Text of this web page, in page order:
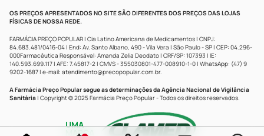
OS PREÇOS APRESENTADOS NO SITE SÃO DIFERENTES DOS PREÇOS DAS LOJAS
FÍSICAS DE NOSSA REDE.
FARMÁCIA PREÇO POPULAR | Cia Latino Americana de Medicamentos | CNPJ:
84.683.481/0416-04 | End: Av. Santo Albano, 490 - Vila Vera | São Paulo - SP | CEP: 04.296-
000Farmacêutica Responsável: Amanda Zelia Deodato | CRF/SP: 107393 | IE:
140.593.699.117 | AFE: 7.45817-2 | CMVS - 355030801-477-008910-1-0 | WhatsApp: (47) 9
9202-1687 | e-mail: atendimento@precopopular.com.br.
A Farmácia Preço Popular segue as determinações da Agência Nacional de Vigilância
Sanitária | Copyright © 2025 Farmácia Preço Popular - Todos os direitos reservados.
UMA
MARCA